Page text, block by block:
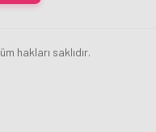
hakları saklıdır.